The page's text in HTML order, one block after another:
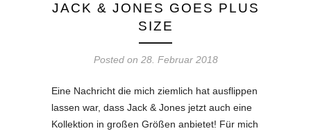
JACK & JONES GOES PLUS
SIZE
Posted on 28. Februar 2018
Eine Nachricht die mich ziemlich hat ausflippen
lassen war, dass Jack & Jones jetzt auch eine
Kollektion in großen Größen anbietet! Für mich